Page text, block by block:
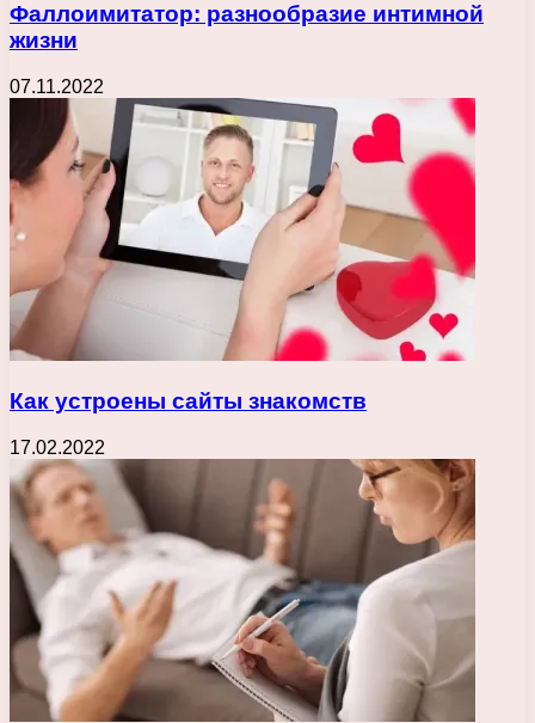
Фаллоимитатор: разнообразие интимной
жизни
07.11.2022
Как устроены сайты знакомств
17.02.2022